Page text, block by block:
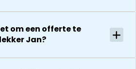
om een offerte te
Jan?